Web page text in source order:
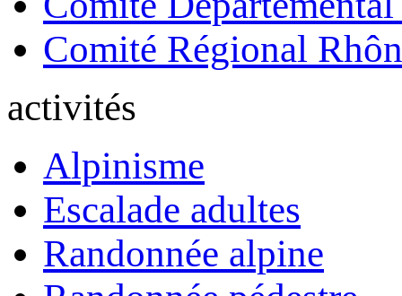
Comité Régional
activités
Alpinisme
Escalade adultes
Randonnée alpine